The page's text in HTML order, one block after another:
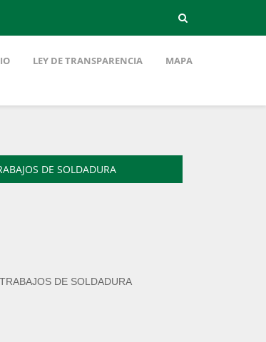
LEY DE TRANSPARENCIA MAPA
DE SOLDADURA
DE SOLDADURA